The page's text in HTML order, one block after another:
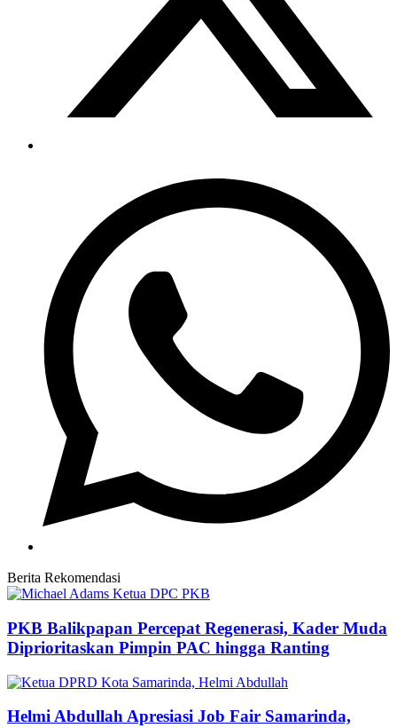
Berita Rekomendasi
PKB Balikpapan Percepat Regenerasi, Kader Muda
Diprioritaskan Pimpin PAC hingga Ranting
Helmi Abdullah Apresiasi Job Fair Samarinda,